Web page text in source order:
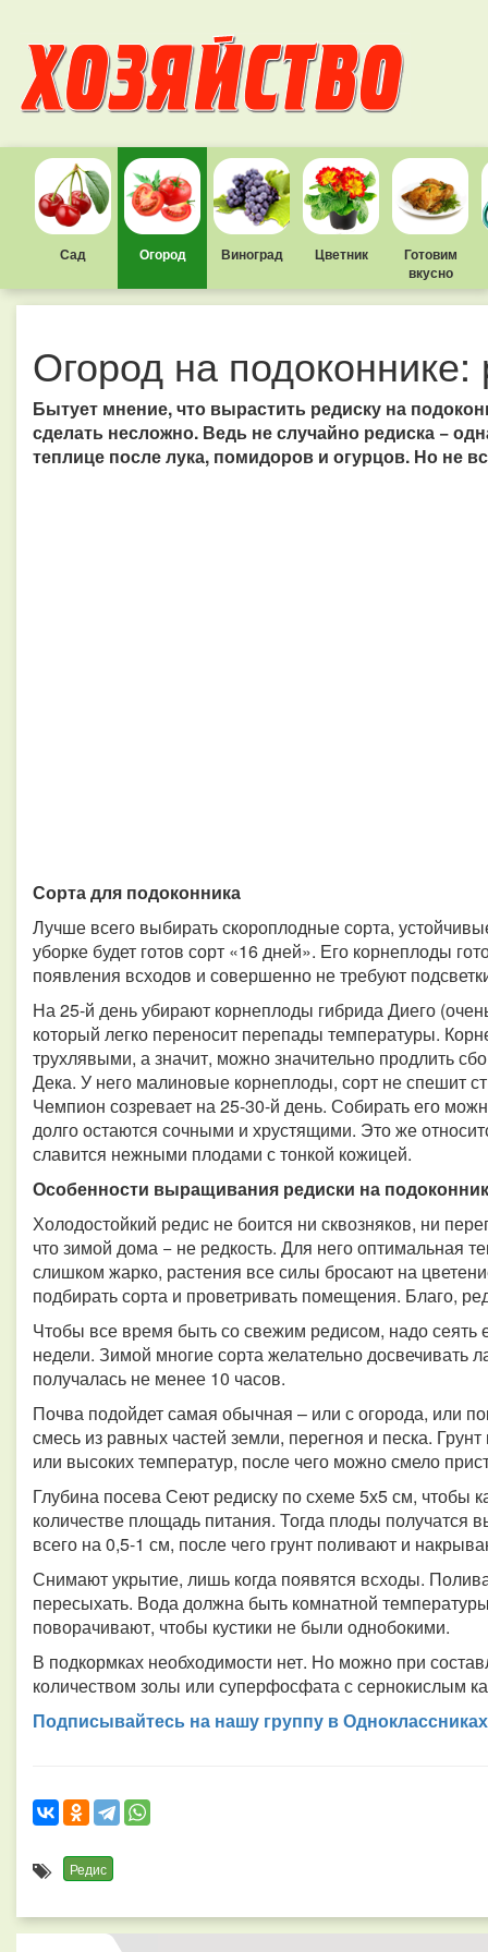
Сад Огород Виноград Цветник
Готовим
вкусно
Огород на подоконнике:
Бытует мнение, что вырастить редиску на
сделать несложно. Ведь не случайно редиска −
теплице после лука, помидоров и огурцов. Но не
Сорта для подоконника
Лучше всего выбирать скороплодные сорта,
уборке будет готов сорт «16 дней». Его корнеплоды
появления всходов и совершенно не требуют
На 25-й день убирают корнеплоды гибрида Диего
который легко переносит перепады температуры.
трухлявыми, а значит, можно значительно продлить
Дека. У него малиновые корнеплоды, сорт не спешит
Чемпион созревает на 25-30-й день. Собирать его
долго остаются сочными и хрустящими. Это же
славится нежными плодами с тонкой кожицей.
Особенности выращивания редиски на
Холодостойкий редис не боится ни сквозняков, ни
что зимой дома − не редкость. Для него оптимальная
слишком жарко, растения все силы бросают на
подбирать сорта и проветривать помещения. Благо,
Чтобы все время быть со свежим редисом, надо
недели. Зимой многие сорта желательно досвечивать
получалась не менее 10 часов.
Почва подойдет самая обычная – или с огорода, или
смесь из равных частей земли, перегноя и песка.
или высоких температур, после чего можно смело
Глубина посева Сеют редиску по схеме 5х5 см, чтобы
количестве площадь питания. Тогда плоды
всего на 0,5-1 см, после чего грунт поливают и
Снимают укрытие, лишь когда появятся всходы.
пересыхать. Вода должна быть комнатной
поворачивают, чтобы кустики не были однобокими.
В подкормках необходимости нет. Но можно при
количеством золы или суперфосфата с сернокислым
Подписывайтесь на нашу группу в Одноклассниках
Редис